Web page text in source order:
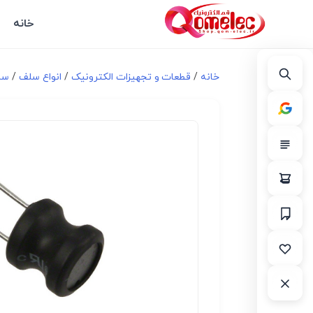
خانه
خانه / قطعات و تجهیزات الکترونیک / انواع سلف/